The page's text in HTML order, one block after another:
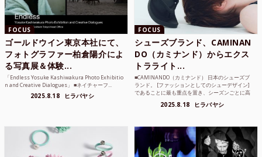
FOCUS
ゴールドウイン東京本社にて、
フォトグラファー柏倉陽介によ
る写真展＆体験...
「Endless Yosuke Kashiwakura Photo Exhibitio
n and Creative Dialogues」 ■ネイチャーフ...
2025.8.18 ヒラバヤシ
FOCUS
シューズブランド、CAMINAN
DO（カミナンド）からエクス
トラライト...
■CAMINANDO（カミナンド） 日本のシューズブ
ランド。 [ファッションとしてのシューデザイン]
であることに最も重点を置き、シーズンごとに高
2025.8.18 ヒラバヤシ